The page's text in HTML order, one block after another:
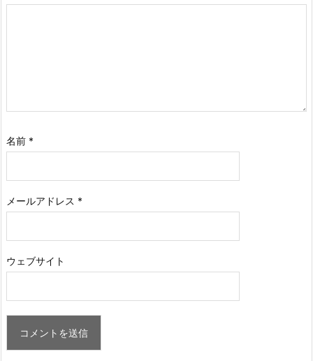
名前 *
メールアドレス *
ウェブサイト